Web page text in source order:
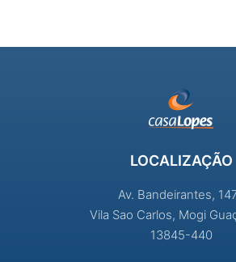
LOCALIZAÇÃO
Av. Bandeirantes,
Vila Sao Carlos, Mogi
13845-440